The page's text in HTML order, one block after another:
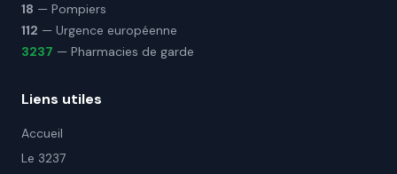
18 — Pompiers
112 — Urgence européenne
3237 — Pharmacies de garde
Liens utiles
Accueil
Le 3237